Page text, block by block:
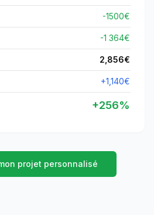
-1500€
-1 364€
2,856€
+1,140€
+256%
projet personnalisé